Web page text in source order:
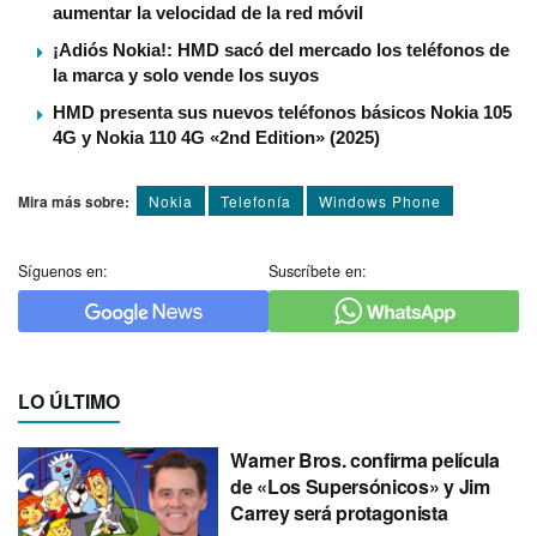
aumentar la velocidad de la red móvil
¡Adiós Nokia!: HMD sacó del mercado los teléfonos de
la marca y solo vende los suyos
HMD presenta sus nuevos teléfonos básicos Nokia 105
4G y Nokia 110 4G «2nd Edition» (2025)
Mira más sobre: Nokia Telefoní­a Windows Phone
Síguenos en: Suscríbete en:
LO ÚLTIMO
Warner Bros. confirma película
de «Los Supersónicos» y Jim
Carrey será protagonista